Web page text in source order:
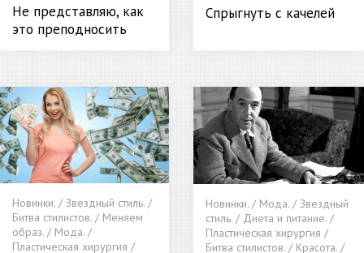
Не представляю, как
это преподносить
Спрыгнуть с качелей
Новинки. / Звездный стиль. /
Битва стилистов. / Меняем
образ. / Мода. /
Пластическая хирургия /
Новинки. / Мода. / Звездный
стиль. / Диета и питание. /
Пластическая хирургия /
Битва стилистов. / Красота. /